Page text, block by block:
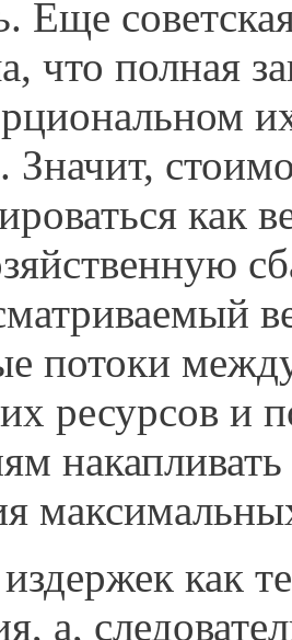
. Еще
что полная
Значит,
как
потоки
ресурсов и
как
а,